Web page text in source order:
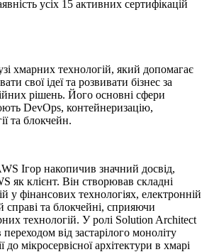
усіх 15 активних сертифікацій
хмарних технологій, який допомагає
свої ідеї та розвивати бізнес за
рішень. Його основні сфери
DevOps, контейнеризацію,
та блокчейн.
Ігор накопичив значний досвід,
як клієнт. Він створював складні
у фінансових технологіях, електронній
справі та блокчейні, сприяючи
технологій. У ролі Solution Architect
від застарілого моноліту
до мікросервісної архітектури в хмарі